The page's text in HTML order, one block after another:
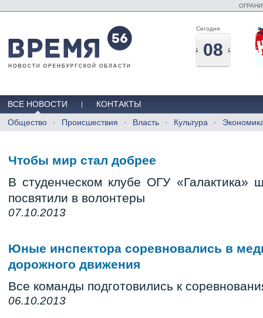
Сегодня
08
ВСЕ НОВОСТИ
КОНТАКТЫ
Общество
Происшествия Власть Культура
Чтобы мир стал добрее
В студенческом клубе ОГУ «Галактика»
посвятили в волонтеры
07.10.2013
Юные инспектора соревновались в
дорожного движения
Все команды подготовились к
06.10.2013